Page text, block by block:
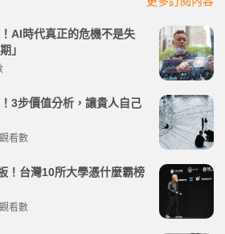
AI時代真正的危機不是失
」
3步價值分析，讓貴人自己
看數
！台灣10所大學憑什麼霸榜
看數